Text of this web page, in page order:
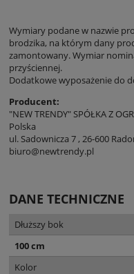
Wymiary podane w nazwie
brodzika, na którym dany
zamontowany. Wymiar
przyściennej.
Dodatkowe wyposażenie do
Producent:
"NEW TRENDY" SPÓŁKA Z
Polska
ul. Sadownicza 7 , 26-600
biuro@newtrendy.pl
DANE TECHNICZNE
Dłuższy bok
100 cm
Kolor